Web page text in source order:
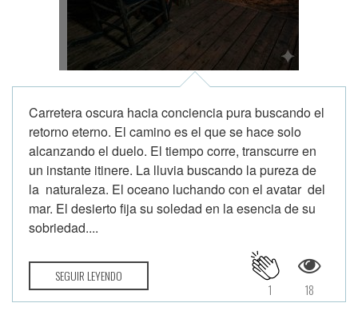
Carretera oscura hacia conciencia pura buscando el
retorno eterno. El camino es el que se hace solo
alcanzando el duelo. El tiempo corre, transcurre en
un instante itinere. La lluvia buscando la pureza de
la naturaleza. El oceano luchando con el avatar del
mar. El desierto fija su soledad en la esencia de su
sobriedad....
SEGUIR LEYENDO
18
1